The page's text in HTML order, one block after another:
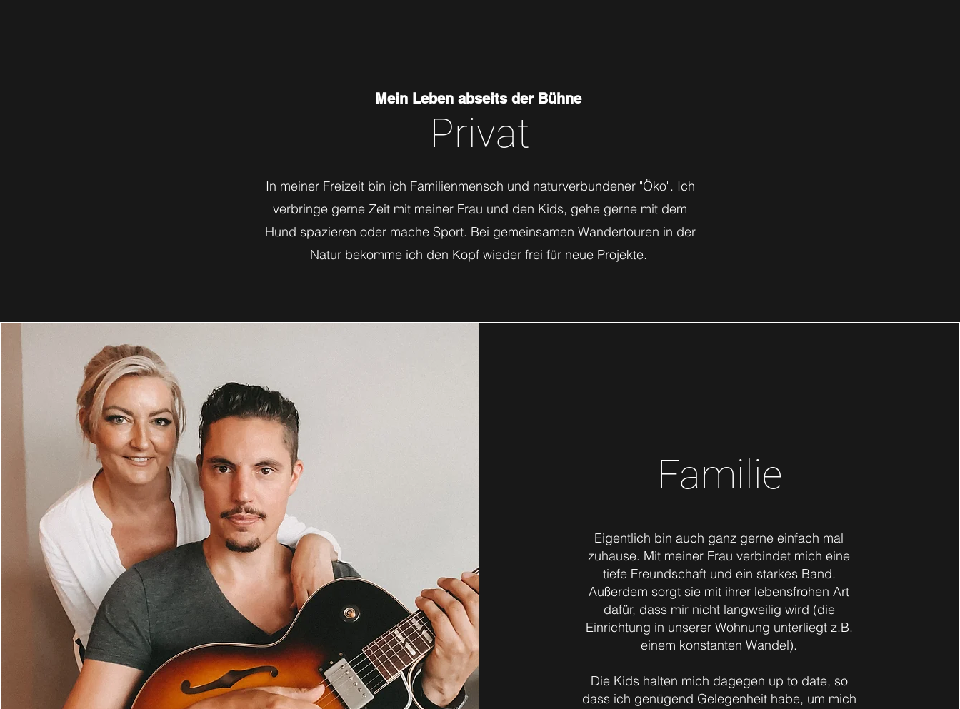
Mein Leben abseits der Bühne
Privat
In meiner Freizeit bin ich Familienmensch und naturverbundener "Öko". Ich
verbringe gerne Zeit mit meiner Frau und den Kids, gehe gerne mit dem
Hund spazieren oder mache Sport. Bei gemeinsamen Wandertouren in der
Natur bekomme ich den Kopf wieder frei für neue Projekte.
Familie
Eigentlich bin auch ganz gerne einfach mal
zuhause. Mit meiner Frau verbindet mich eine
tiefe Freundschaft und ein starkes Band.
Außerdem sorgt sie mit ihrer lebensfrohen Art
dafür, dass mir nicht langweilig wird (die
Einrichtung in unserer Wohnung unterliegt z.B.
einem konstanten Wandel).
Die Kids halten mich dagegen up to date, so
dass ich genügend Gelegenheit habe, um mich